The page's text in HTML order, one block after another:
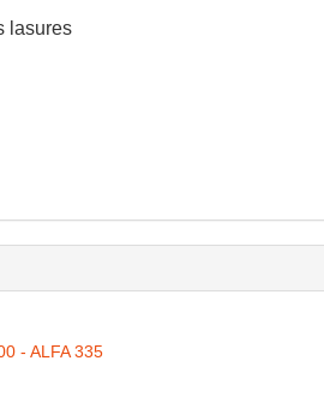
lasures
- ALFA 335